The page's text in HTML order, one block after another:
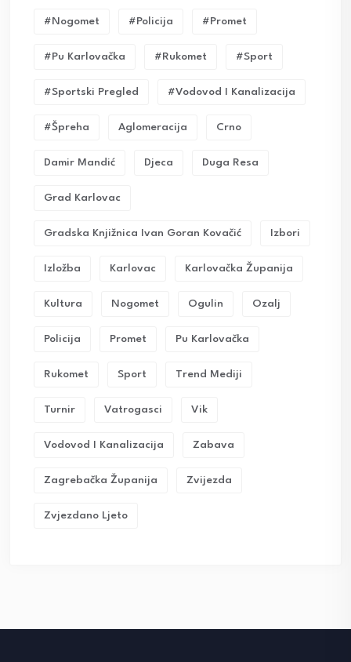
#nogomet #policija #promet
#pu Karlovačka #rukomet #sport
#sportski Pregled #vodovod I Kanalizacija
#Špreha Aglomeracija Crno
Damir Mandić Djeca Duga Resa
Grad Karlovac
Gradska Knjižnica Ivan Goran Kovačić Izbori
Izložba Karlovac Karlovačka Županija
Kultura Nogomet Ogulin Ozalj
Policija Promet Pu Karlovačka
Rukomet Sport Trend Mediji
Turnir Vatrogasci Vik
Vodovod I Kanalizacija Zabava
Zagrebačka Županija Zvijezda
Zvjezdano Ljeto